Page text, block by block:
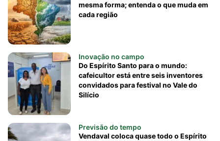
mesma forma; entenda o que muda em
cada região
Inovação no campo
Do Espírito Santo para o mundo:
cafeicultor está entre seis inventores
convidados para festival no Vale do
Silício
Previsão do tempo
Vendaval coloca quase todo o Espírito